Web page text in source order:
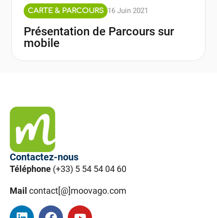
CARTE & PARCOURS 16 Juin 2021
Présentation de Parcours sur
mobile
Contactez-nous
Téléphone (+33) 5 54 54 04 60
Mail contact[@]moovago.com